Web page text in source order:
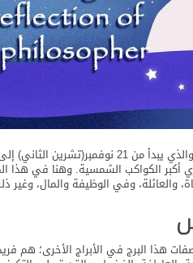
أكبر الكواكب الشمسية. وهنا في
وفي الوظيفة والمال، وغير
هذا البرج في الأبراج الأخرى؛ هم